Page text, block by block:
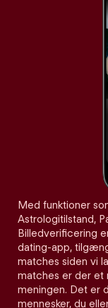
Med funktioner
Astrologitilstand,
Billedverificering
dating-app,
matches siden vi
matches er der et
meningen. Det er
mennesker, du